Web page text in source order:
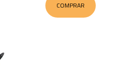
COMPRAR